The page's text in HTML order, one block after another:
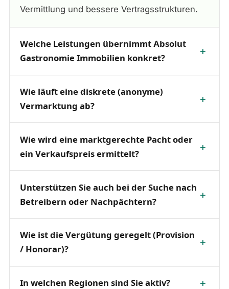
Vermittlung und bessere Vertragsstrukturen.
Welche Leistungen übernimmt Absolut
Gastronomie Immobilien konkret?
Wie läuft eine diskrete (anonyme)
Vermarktung ab?
Wie wird eine marktgerechte Pacht oder
ein Verkaufspreis ermittelt?
Unterstützen Sie auch bei der Suche nach
Betreibern oder Nachpächtern?
Wie ist die Vergütung geregelt (Provision
/ Honorar)?
In welchen Regionen sind Sie aktiv?